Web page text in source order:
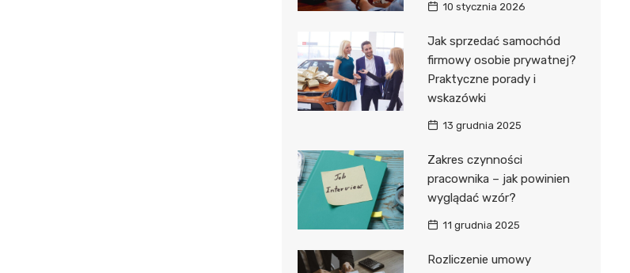
10 stycznia 2026
Jak sprzedać samochód
firmowy osobie prywatnej?
Praktyczne porady i
wskazówki
13 grudnia 2025
Zakres czynności
pracownika – jak powinien
wyglądać wzór?
11 grudnia 2025
Rozliczenie umowy